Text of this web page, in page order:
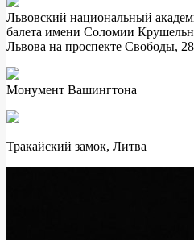
Львовский национальный
балета имени Соломии
Львова на проспекте Свободы,
Монумент Вашингтона
Тракайский замок, Литва